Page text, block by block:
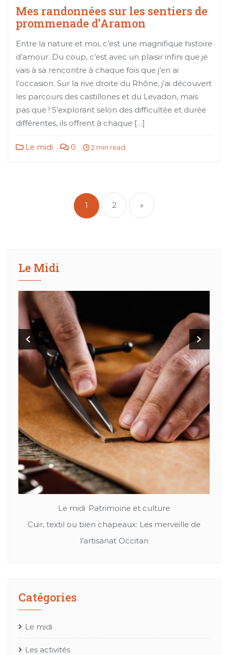
Mes randonnées sur les sentiers de
prommenade d’Aramon
Entre la nature et moi, c’est une magnifique histoire
d’amour. Du coup, c’est avec un plaisir infini que je
vais à sa rencontre à chaque fois que j’en ai
l’occasion. Sur la rive droite du Rhône, j’ai découvert
les parcours des castillones et du Levadon, mais
pas que ! S’explorant selon des difficultée et durée
différentes, ils offrent à chaque […]
Le midi 0 2 min read
des
articles
1 2 »
Le Midi
Le midi Patrimoine et culture
Cuir, textil ou bien chapeaux: Les merveille de
l’artisanat Occitan
Catégories
Le midi
Les activités